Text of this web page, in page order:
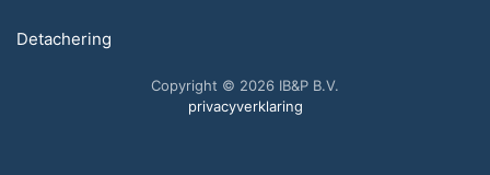
Detachering
Copyright © 2026 IB&P B.V.
privacyverklaring